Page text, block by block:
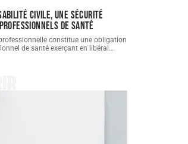
civile, une sécurité
de santé
constitue une obligation
de santé exerçant en libéral …